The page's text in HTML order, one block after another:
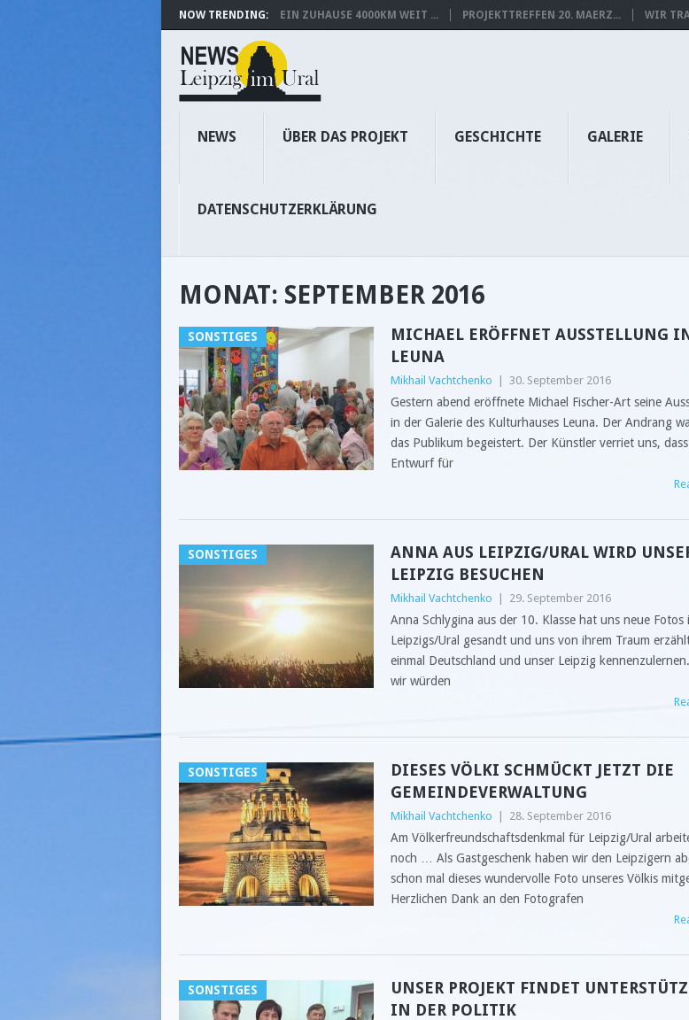
NOW TRENDING: EIN ZUHAUSE 4000KM WEIT ... PROJEKTTREFFEN 20. MAERZ... WIR
NEWS ÜBER DAS PROJEKT GESCHICHTE GALERIE
DATENSCHUTZERKLÄRUNG
MONAT: SEPTEMBER 2016
SONSTIGES
MICHAEL ERÖFFNET AUSSTELLUNG
LEUNA
Mikhail Vachtchenko 30. September 2016
Gestern abend eröffnete Michael Fischer-Art seine
in der Galerie des Kulturhauses Leuna. Der Andrang
das Publikum begeistert. Der Künstler verriet uns,
Entwurf für
SONSTIGES
ANNA AUS LEIPZIG/URAL WIRD
LEIPZIG BESUCHEN
Mikhail Vachtchenko 29. September 2016
Anna Schlygina aus der 10. Klasse hat uns neue Fotos
Leipzigs/Ural gesandt und uns von ihrem Traum
einmal Deutschland und unser Leipzig
wir würden
SONSTIGES
DIESES VÖLKI SCHMÜCKT JETZT DIE
GEMEINDEVERWALTUNG
Mikhail Vachtchenko 28. September 2016
Am Völkerfreundschaftsdenkmal für Leipzig/Ural
noch … Als Gastgeschenk haben wir den Leipzigern
schon mal dieses wundervolle Foto unseres Völkis
Herzlichen Dank an den Fotografen
SONSTIGES
UNSER PROJEKT FINDET
IN DER POLITIK